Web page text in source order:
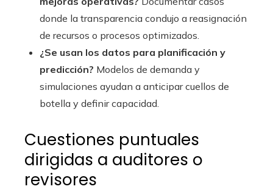
donde la transparencia condujo a reasignación
de recursos o procesos optimizados.
¿Se usan los datos para planificación y
predicción? Modelos de demanda y
simulaciones ayudan a anticipar cuellos de
botella y definir capacidad.
Cuestiones puntuales
dirigidas a auditores o
revisores